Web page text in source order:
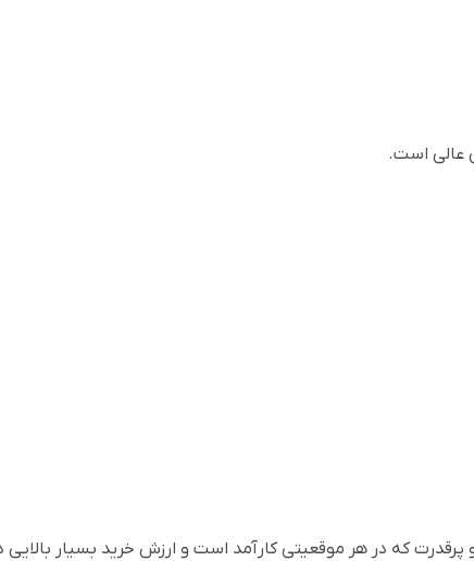
عالی است.
که در هر موقعیتی کارآمد است و ارزش خرید بسیار بالایی